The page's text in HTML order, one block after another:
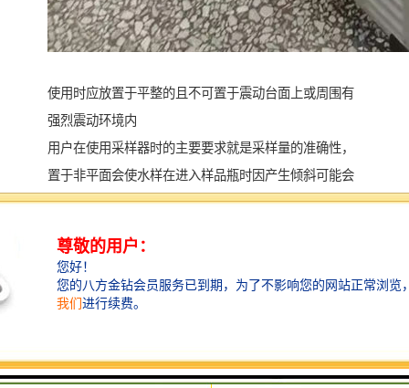
使用时应放置于平整的且不可置于震动台面上或周围有
强烈震动环境内
用户在使用采样器时的主要要求就是采样量的准确性，
置于非平面会使水样在进入样品瓶时因产生倾斜可能会
流入其他未样品瓶或者直接流入壳体内，从而导致出现
必须将其置于水平面。长时间震动可能会使采样器零部
件松脱，震动也可能会引起采样量不准确甚至采样失败
等情况发生。